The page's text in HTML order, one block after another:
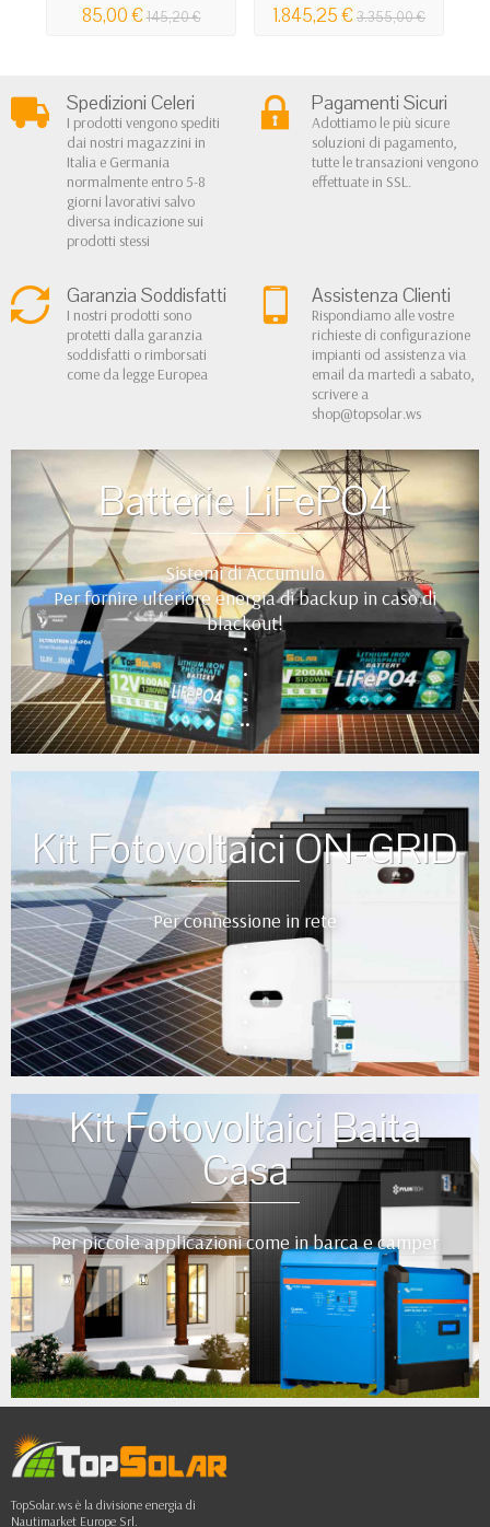
85,00 €145,20 € 1.845,25 €3.355,00 €
Spedizioni Celeri
I prodotti vengono spediti
dai nostri magazzini in
Italia e Germania
normalmente entro 5-8
giorni lavorativi salvo
diversa indicazione sui
prodotti stessi
Pagamenti Sicuri
Adottiamo le più sicure
soluzioni di pagamento,
tutte le transazioni vengono
effettuate in SSL.
Garanzia Soddisfatti
I nostri prodotti sono
protetti dalla garanzia
soddisfatti o rimborsati
come da legge Europea
Assistenza Clienti
Rispondiamo alle vostre
richieste di configurazione
impianti od assistenza via
email da martedì a sabato,
scrivere a
shop@topsolar.ws
Batterie LiFePO4
Sistemi di Accumulo
Per fornire ulteriore energia di backup in caso di
blackout!
•
•
•
••
Kit Fotovoltaici ON-GRID
Per connessione in rete
•
•
Kit Fotovoltaici Baita
Casa
Per piccole applicazioni come in barca e camper
•
•
•
•
••
TopSolar.ws è la divisione energia di
Nautimarket Europe Srl.